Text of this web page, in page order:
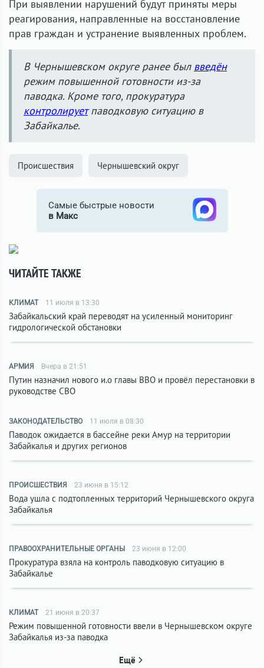
При выявлении нарушений будут приняты меры
реагирования, направленные на восстановление
прав граждан и устранение выявленных проблем.
В Чернышевском округе ранее был введён
режим повышенной готовности из-за
паводка. Кроме того, прокуратура
контролируетпаводковую ситуацию в
Забайкалье.
Происшествия Чернышевский округ
Самые быстрые новости
в Макс
ЧИТАЙТЕ ТАКЖЕ
КЛИМАТ 11 июля в 13:30
Забайкальский край переводят на усиленный мониторинг
гидрологической обстановки
АРМИЯ Вчера в 21:51
Путин назначил нового и.о главы ВВО и провёл перестановки в
руководстве СВО
ЗАКОНОДАТЕЛЬСТВО 11 июля в 08:30
Паводок ожидается в бассейне реки Амур на территории
Забайкалья и других регионов
ПРОИСШЕСТВИЯ 23 июня в 15:12
Вода ушла с подтопленных территорий Чернышевского округа
Забайкалья
ПРАВООХРАНИТЕЛЬНЫЕ ОРГАНЫ 23 июня в 12:00
Прокуратура взяла на контроль паводковую ситуацию в
Забайкалье
КЛИМАТ 21 июня в 20:37
Режим повышенной готовности ввели в Чернышевском округе
Забайкалья из-за паводка
Ещё